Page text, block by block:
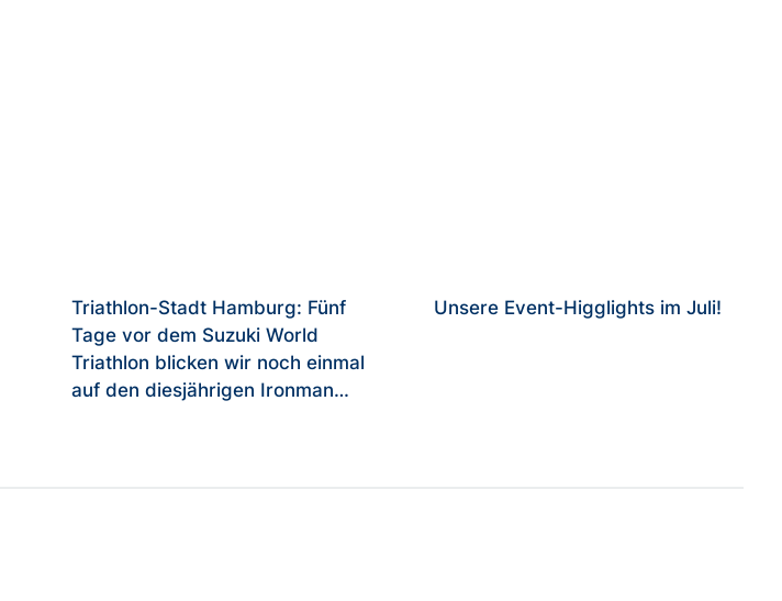
Triathlon-Stadt Hamburg: Fünf
Tage vor dem Suzuki World
Triathlon blicken wir noch einmal
auf den diesjährigen Ironman
Unsere Event-Higglights im Juli!